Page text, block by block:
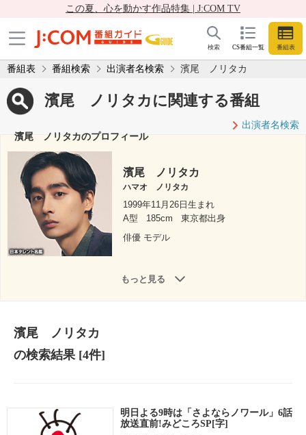
この夏、心を動かす作品特集 | J:COM TV
CS番組一覧 番組表
検索
番組表 番組検索 出演者名検索 濱尾 ノリタカ
濱尾 ノリタカに関連する番組
出演者名検索
濱尾 ノリタカのプロフィール
濱尾 ノリタカ
ハマオ ノリタカ
1999年11月26日生まれ
A型
185cm
東京都出身
俳優 モデル
もっと見る
濱尾 ノリタカ
の検索結果[4件]
明日よる9時は「さよならノワール」6話
放送直前!みどころSP[字]